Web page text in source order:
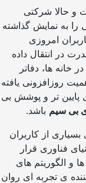
شرکتی
نمایش گذاشته
امروزی
انتقال داده
ها، دفاتر
یافته
تر و پوشش بی
باشد.
از کاربران
قرار
های
تجربه ای روان